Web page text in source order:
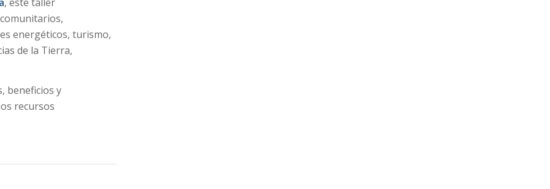
energéticos, turismo,
de la Tierra,
beneficios y
recursos